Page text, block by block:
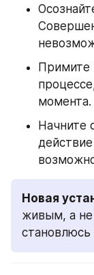
Примите
момента.
Начните
Новая
живым, а
становлюсь